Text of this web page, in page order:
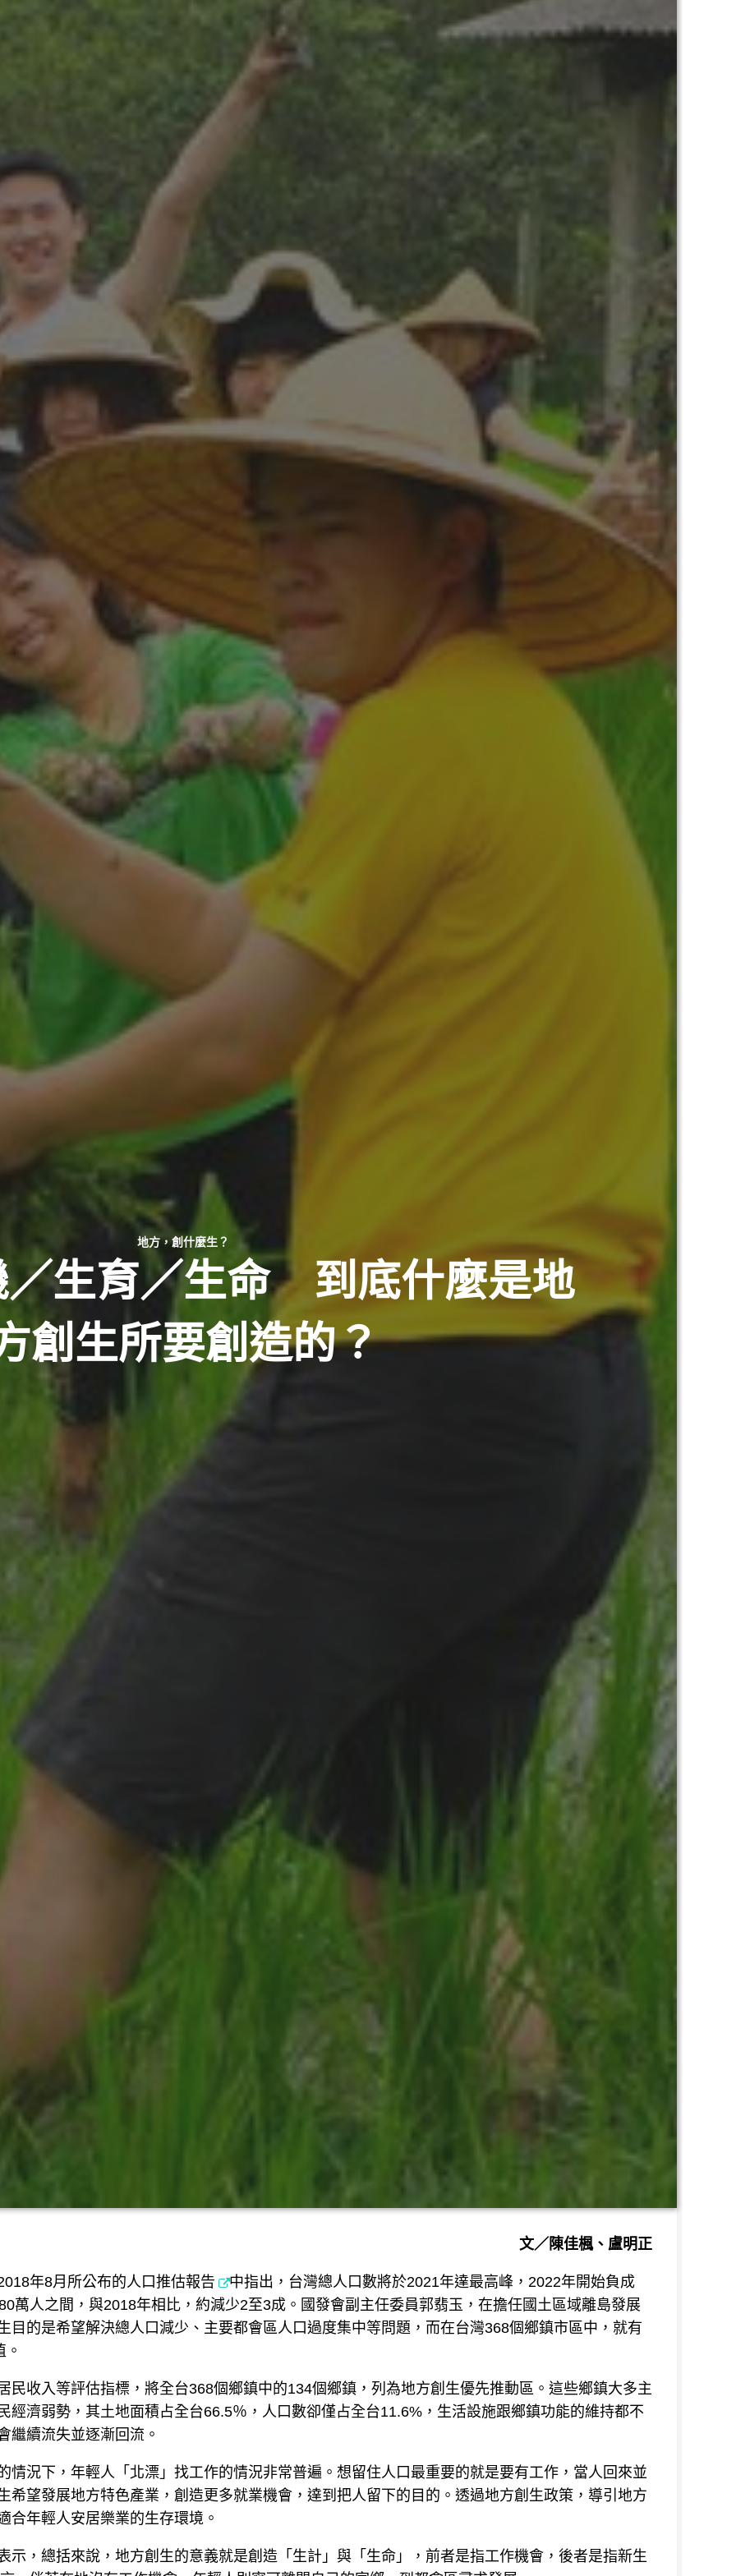
地方，創什麼生？
／生育／生命 到底什麼是地
創生所要創造的？
文／陳佳楓、盧明正
年8月所公布的人口推估報告
中指出，台灣總人口數將於2021年達最高峰，2022年開始負成
萬人之間，與2018年相比，約減少2至3成。國發會副主任委員郭翡玉，在擔任國土區域離島發展
目的是希望解決總人口減少、主要都會區人口過度集中等問題，而在台灣368個鄉鎮市區中，就有
民收入等評估指標，將全台368個鄉鎮中的134個鄉鎮，列為地方創生優先推動區。這些鄉鎮大多主
經濟弱勢，其土地面積占全台66.5％，人口數卻僅占全台11.6%，生活設施跟鄉鎮功能的維持都不
繼續流失並逐漸回流。
情況下，年輕人「北漂」找工作的情況非常普遍。想留住人口最重要的就是要有工作，當人回來並
希望發展地方特色產業，創造更多就業機會，達到把人留下的目的。透過地方創生政策，導引地方
合年輕人安居樂業的生存環境。
示，總括來說，地方創生的意義就是創造「生計」與「生命」，前者是指工作機會，後者是指新生